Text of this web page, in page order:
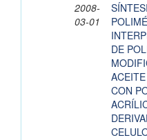
2008-
03-01
DE
CON